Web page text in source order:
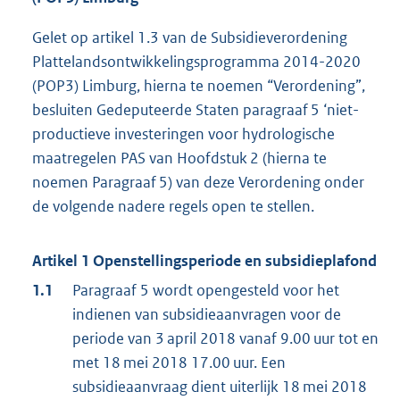
Gelet op artikel 1.3 van de Subsidieverordening
Plattelandsontwikkelingsprogramma 2014-2020
(POP3) Limburg, hierna te noemen “Verordening”,
besluiten Gedeputeerde Staten paragraaf 5 ‘niet-
productieve investeringen voor hydrologische
maatregelen PAS van Hoofdstuk 2 (hierna te
noemen Paragraaf 5) van deze Verordening onder
de volgende nadere regels open te stellen.
Artikel 1 Openstellingsperiode en subsidieplafond
1.1
Paragraaf 5 wordt opengesteld voor het
indienen van subsidieaanvragen voor de
periode van 3 april 2018 vanaf 9.00 uur tot en
met 18 mei 2018 17.00 uur. Een
subsidieaanvraag dient uiterlijk 18 mei 2018